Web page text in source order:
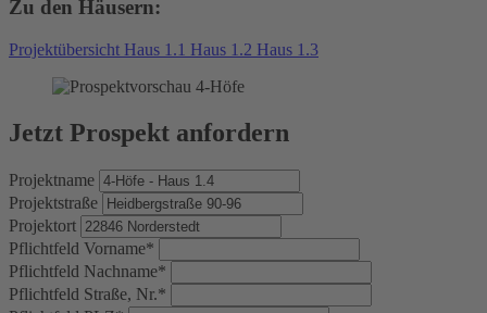
Zu den Häusern:
Projektübersicht Haus 1.1 Haus 1.2 Haus 1.3
Jetzt Prospekt anfordern
Projektname
Projektstraße
Projektort
Pflichtfeld Vorname*
Pflichtfeld Nachname*
Pflichtfeld Straße, Nr.*